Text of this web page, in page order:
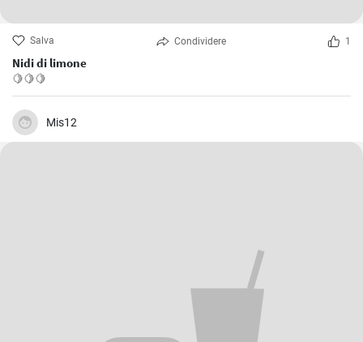
Salva Condividere 1
Nidi di limone
🍋🍋🍋
Mis12